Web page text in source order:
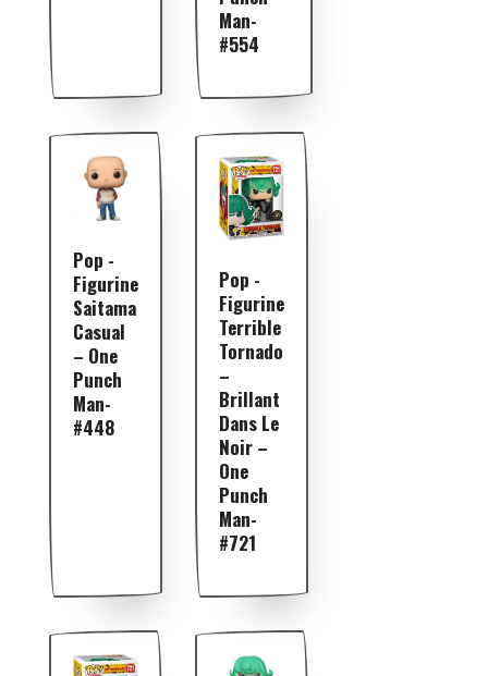
Man-
#554
Pop -
Figurine
Saitama
Casual
– One
Punch
Man-
#448
Pop -
Figurine
Terrible
Tornado
–
Brillant
Dans Le
Noir –
One
Punch
Man-
#721